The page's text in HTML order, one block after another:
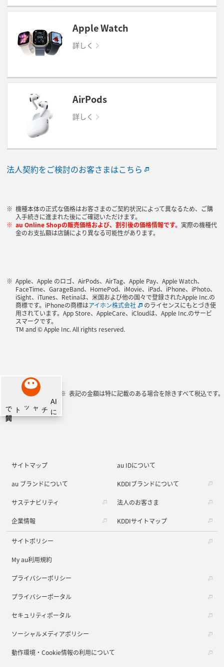
Apple Watch
詳しく
AirPods
詳しく
法人契約をご検討のお客さまはこちら
機種本体の正式な価格はお客さまのご契約状況によって異なるため、ご購
入手続きに進まれた後にご確認いただけます。
au Online Shopの販売価格および、割引後の価格情報です。実際の機種代
金のお支払額は店舗により異なる可能性があります。
Apple、Apple のロゴ、AirPods、AirTag、Apple Pay、Apple Watch、
FaceTime、GarageBand、HomePod、iMovie、iPad、iPhone、iPhoto、
iSight、iTunes、Retinaは、米国および他の国々で登録されたApple Inc.の
商標です。iPhoneの商標はアイホン株式会社
のライセンスにもとづき使
用されています。App Store、AppleCare、iCloudは、Apple Inc.のサービ
スマークです。
TM and © Apple Inc. All rights reserved.
表記の金額は特に記載のある場合を除きすべて税込です。
サイトマップ au IDについて
au ブランドについて KDDIブランドについて
サステナビリティ 法人のお客さま
企業情報 KDDIサイトマップ
サイトポリシー
My au利用規約
プライバシーポリシー
プライバシーポータル
セキュリティポータル
ソーシャルメディアポリシー
動作環境・Cookie情報の利用について